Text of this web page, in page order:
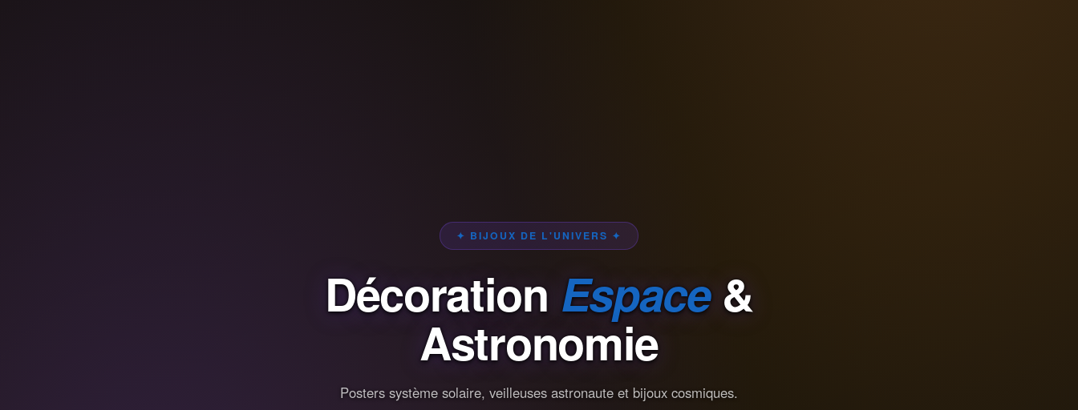
✦ BIJOUX DE L'UNIVERS ✦
Décoration Espace&
Astronomie
Posters système solaire, veilleuses astronaute et bijoux cosmiques.